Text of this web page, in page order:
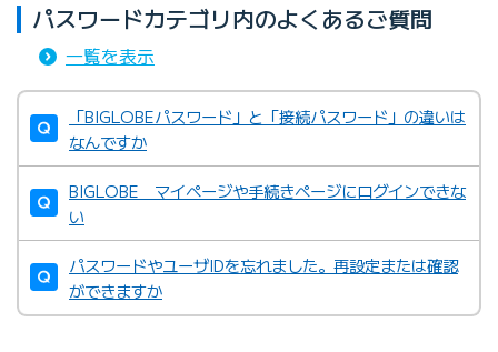
パスワードカテゴリ内のよくあるご質問
一覧を表示
「BIGLOBEパスワード」と「接続パスワード」の違いは
なんですか
BIGLOBE マイページや手続きページにログインできな
い
パスワードやユーザIDを忘れました。再設定または確認
ができますか